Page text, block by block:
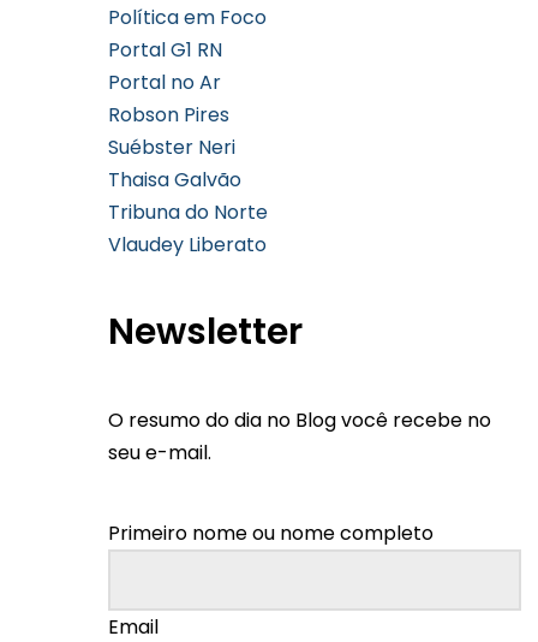
Política em Foco
Portal G1 RN
Portal no Ar
Robson Pires
Suébster Neri
Thaisa Galvão
Tribuna do Norte
Vlaudey Liberato
Newsletter
O resumo do dia no Blog você recebe no
seu e-mail.
Primeiro nome ou nome completo
Email